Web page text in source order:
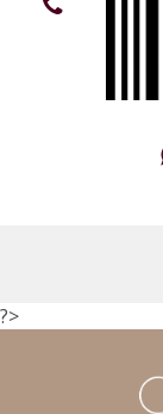
?>